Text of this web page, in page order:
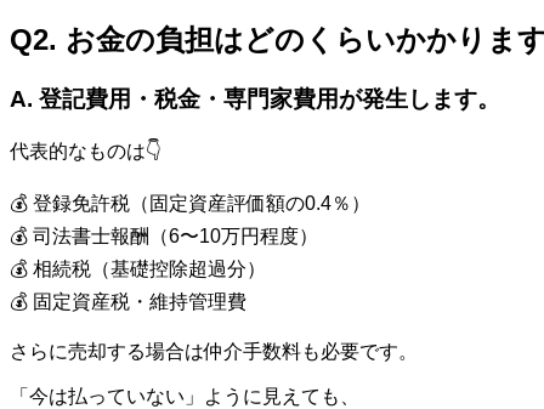
Q2. お金の負担はどのくらいかかりま
A. 登記費用・税金・専門家費用が発生します。
代表的なものは👇
💰 登録免許税（固定資産評価額の0.4％）
💰 司法書士報酬（6〜10万円程度）
💰 相続税（基礎控除超過分）
💰 固定資産税・維持管理費
さらに売却する場合は仲介手数料も必要です。
「今は払っていない」ように見えても、